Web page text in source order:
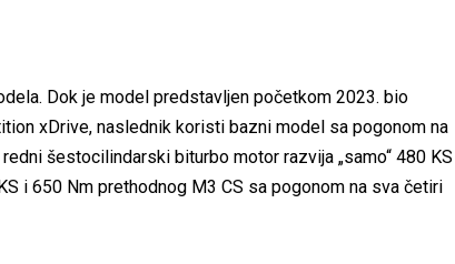
Dok je model predstavljen početkom 2023. bio
xDrive, naslednik koristi bazni model sa pogonom na
šestocilindarski biturbo motor razvija „samo“ 480 KS
i 650 Nm prethodnog M3 CS sa pogonom na sva četiri